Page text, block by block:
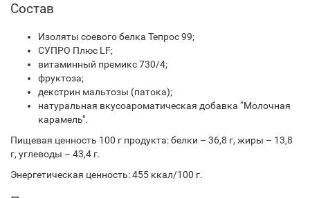
Состав
Изоляты соевого белка Тепрос 99;
СУПРО Плюс LF;
витаминный премикс 730/4;
фруктоза;
декстрин мальтозы (патока);
натуральная вкусоароматическая добавка “Молочная
карамель".
Пищевая ценность 100 г продукта: белки – 36,8 г, жиры – 13,8
г, углеводы – 43,4 г.
Энергетическая ценность: 455 ккал/100 г.